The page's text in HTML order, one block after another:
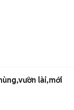
lài,mới